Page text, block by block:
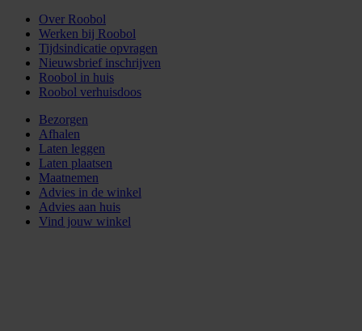
Over Roobol
Werken bij Roobol
Tijdsindicatie opvragen
Nieuwsbrief inschrijven
Roobol in huis
Roobol verhuisdoos
Bezorgen
Afhalen
Laten leggen
Laten plaatsen
Maatnemen
Advies in de winkel
Advies aan huis
Vind jouw winkel